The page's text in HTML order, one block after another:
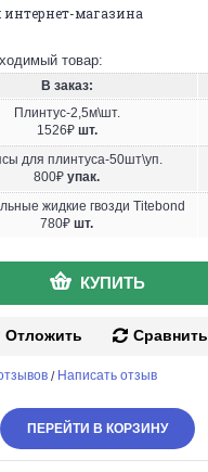
интернет-магазина
товар:
В заказ:
Плинтус-2,5м\шт.
1526₽ шт.
для плинтуса-50шт\уп.
800₽ упак.
жидкие гвозди Titebond
780₽ шт.
КУПИТЬ
Отложить Сравнить
/ Написать отзыв
ПЕРЕЙТИ В КОРЗИНУ